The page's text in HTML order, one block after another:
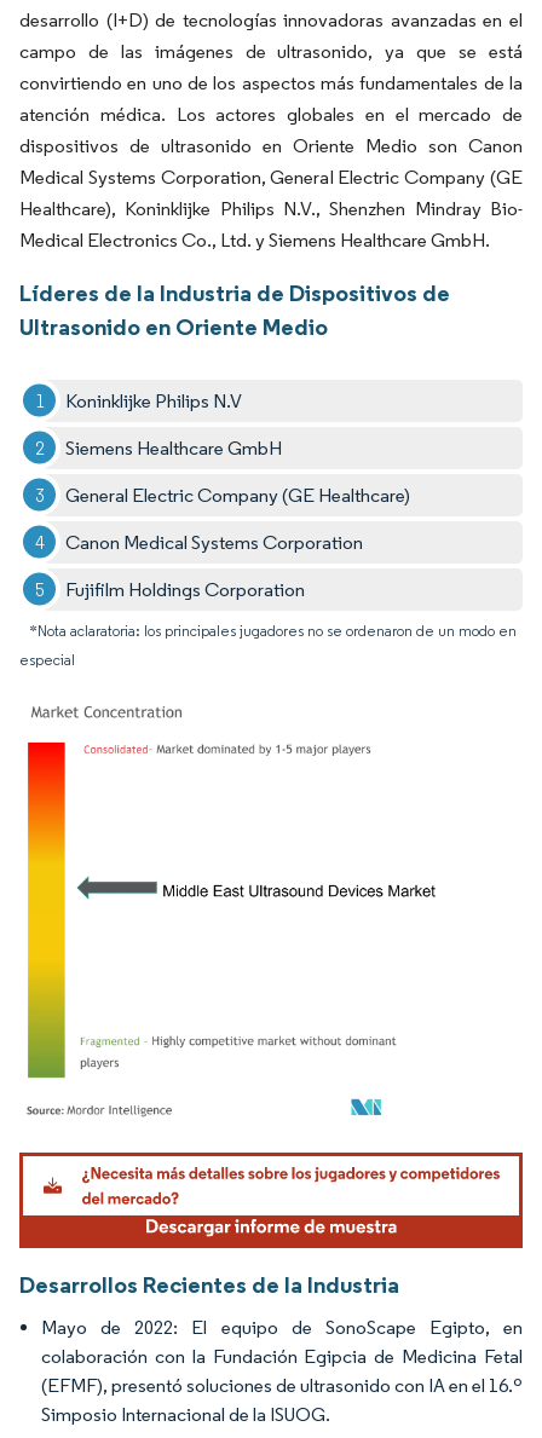
desarrollo (I+D) de tecnologías innovadoras avanzadas en el
campo de las imágenes de ultrasonido, ya que se está
convirtiendo en uno de los aspectos más fundamentales de la
atención médica. Los actores globales en el mercado de
dispositivos de ultrasonido en Oriente Medio son Canon
Medical Systems Corporation, General Electric Company (GE
Healthcare), Koninklijke Philips N.V., Shenzhen Mindray Bio-
Medical Electronics Co., Ltd. y Siemens Healthcare GmbH.
Líderes de la Industria de Dispositivos de
Ultrasonido en Oriente Medio
Koninklijke Philips N.V
Siemens Healthcare GmbH
General Electric Company (GE Healthcare)
Canon Medical Systems Corporation
Fujifilm Holdings Corporation
*Nota aclaratoria: los principales jugadores no se ordenaron de un modo en
especial
Imagen © Mordor Intelligence. El uso requiere atribución según CC BY 4.0.
Desarrollos Recientes de la Industria
Mayo de 2022: El equipo de SonoScape Egipto, en
colaboración con la Fundación Egipcia de Medicina Fetal
(EFMF), presentó soluciones de ultrasonido con IA en el 16.º
Simposio Internacional de la ISUOG.